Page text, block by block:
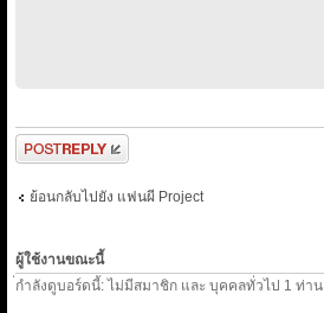
ตอบกระทู้
ย้อนกลับไปยัง แฟนผี Project
ผู้ใช้งานขณะนี้
่กำลังดูบอร์ดนี้: ไม่มีสมาชิก และ บุคคลทั่วไป 1 ท่าน